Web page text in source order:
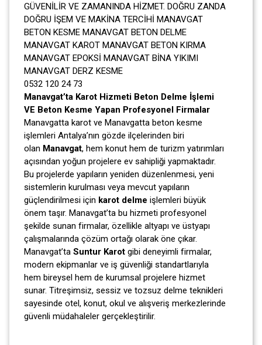
GÜVENİLİR VE ZAMANINDA HİZMET. DOĞRU ZANDA
DOĞRU İŞEM VE MAKİNA TERCİHİ MANAVGAT
BETON KESME MANAVGAT BETON DELME
MANAVGAT KAROT MANAVGAT BETON KIRMA
MANAVGAT EPOKSİ MANAVGAT BİNA YIKIMI
MANAVGAT DERZ KESME
0532 120 24 73
Manavgat’ta Karot Hizmeti Beton Delme İşlemi
VE Beton Kesme Yapan Profesyonel Firmalar
Manavgatta karot ve Manavgatta beton kesme
işlemleri Antalya’nın gözde ilçelerinden biri
olan Manavgat, hem konut hem de turizm yatırımları
açısından yoğun projelere ev sahipliği yapmaktadır.
Bu projelerde yapıların yeniden düzenlenmesi, yeni
sistemlerin kurulması veya mevcut yapıların
güçlendirilmesi için karot delme işlemleri büyük
önem taşır. Manavgat’ta bu hizmeti profesyonel
şekilde sunan firmalar, özellikle altyapı ve üstyapı
çalışmalarında çözüm ortağı olarak öne çıkar.
Manavgat’ta Suntur Karot gibi deneyimli firmalar,
modern ekipmanlar ve iş güvenliği standartlarıyla
hem bireysel hem de kurumsal projelere hizmet
sunar. Titreşimsiz, sessiz ve tozsuz delme teknikleri
sayesinde otel, konut, okul ve alışveriş merkezlerinde
güvenli müdahaleler gerçekleştirilir.